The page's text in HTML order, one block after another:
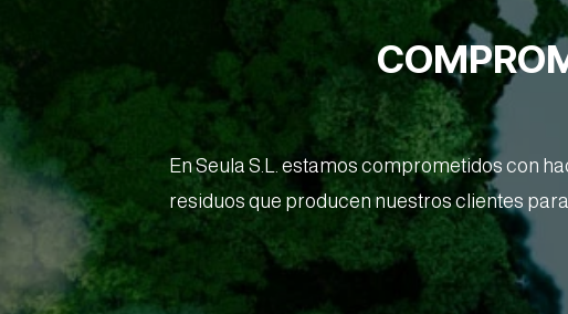
En Seula S.L. estamos comprometidos con
residuos que producen nuestros clientes